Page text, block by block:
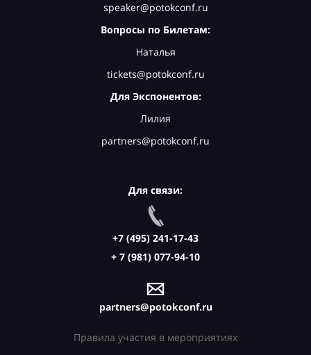
speaker@potokconf.ru
Вопросы по Билетам:
Наталья
tickets@potokconf.ru
Для Экспонентов:
Лилия
partners@potokconf.ru
Для связи:
+7 (495) 241-17-43
+ 7 (981) 077-94-10
partners@potokconf.ru
Правила участия в мероприятиях